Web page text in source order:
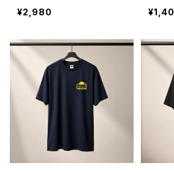
¥2,980